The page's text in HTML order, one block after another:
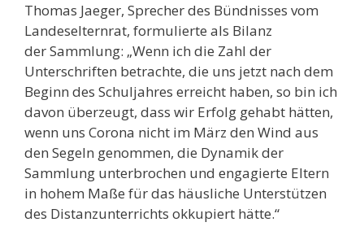
Thomas Jaeger, Sprecher des Bündnisses vom
Landeselternrat, formulierte als Bilanz
der Sammlung: „Wenn ich die Zahl der
Unterschriften betrachte, die uns jetzt nach dem
Beginn des Schuljahres erreicht haben, so bin ich
davon überzeugt, dass wir Erfolg gehabt hätten,
wenn uns Corona nicht im März den Wind aus
den Segeln genommen, die Dynamik der
Sammlung unterbrochen und engagierte Eltern
in hohem Maße für das häusliche Unterstützen
des Distanzunterrichts okkupiert hätte.“